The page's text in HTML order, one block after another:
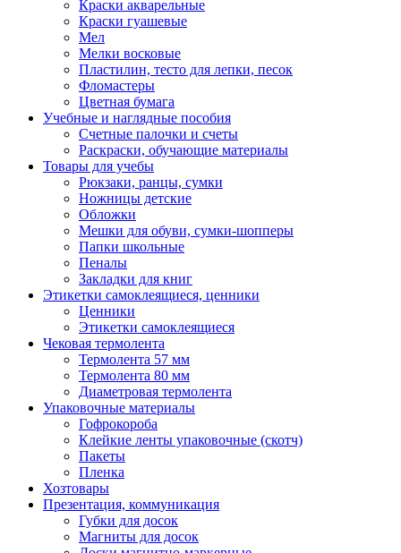
Краски акварельные
Краски гуашевые
Мел
Мелки восковые
Пластилин, тесто для лепки, песок
Фломастеры
Цветная бумага
Учебные и наглядные пособия
Счетные палочки и счеты
Раскраски, обучающие материалы
Товары для учебы
Рюкзаки, ранцы, сумки
Ножницы детские
Обложки
Мешки для обуви, сумки-шопперы
Папки школьные
Пеналы
Закладки для книг
Этикетки самоклеящиеся, ценники
Ценники
Этикетки самоклеящиеся
Чековая термолента
Термолента 57 мм
Термолента 80 мм
Диаметровая термолента
Упаковочные материалы
Гофрокороба
Клейкие ленты упаковочные (скотч)
Пакеты
Пленка
Хозтовары
Презентация, коммуникация
Губки для досок
Магниты для досок